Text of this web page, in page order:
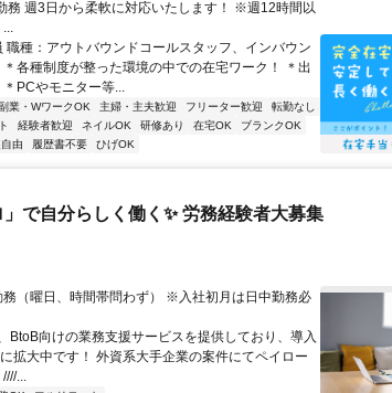
務 週3日から柔軟に対応いたします！ ※週12時間以
...
職種：アウトバウンドコールスタッフ、インバウン
各種制度が整った環境の中での在宅ワーク！ ＊出
PCやモニター等...
業・WワークOK 主婦・主夫歓迎 フリーター歓迎
転勤なし
経験者歓迎 ネイルOK 研修あり 在宅OK
ブランクOK
由 履歴書不要 ひげOK
」で自分らしく働く✨ 労務経験者大募集
（曜日、時間帯問わず） ※入社初月は日中勤務必
向けの業務支援サービスを提供しており、導入
拡大中です！ 外資系大手企業の案件にてペイロー
...